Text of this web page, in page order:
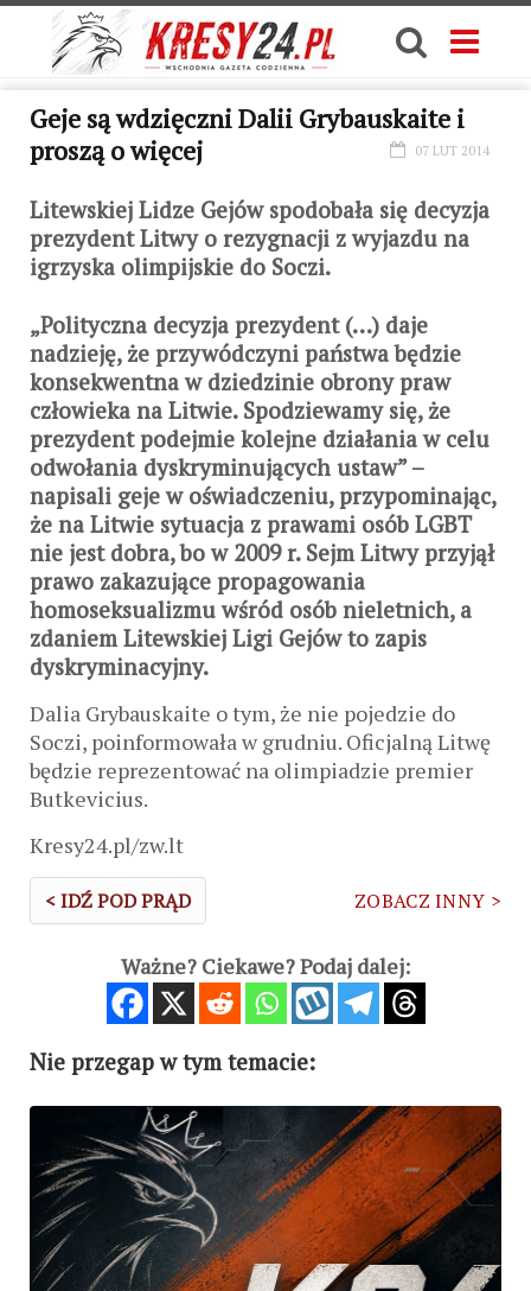
Geje są wdzięczni Dalii Grybauskaite i
proszą o więcej
07 LUT 2014
Litewskiej Lidze Gejów spodobała się decyzja
prezydent Litwy o rezygnacji z wyjazdu na
igrzyska olimpijskie do Soczi.
„Polityczna decyzja prezydent (…) daje
nadzieję, że przywódczyni państwa będzie
konsekwentna w dziedzinie obrony praw
człowieka na Litwie. Spodziewamy się, że
prezydent podejmie kolejne działania w celu
odwołania dyskryminujących ustaw” –
napisali geje w oświadczeniu, przypominając,
że na Litwie sytuacja z prawami osób LGBT
nie jest dobra, bo w 2009 r. Sejm Litwy przyjął
prawo zakazujące propagowania
homoseksualizmu wśród osób nieletnich, a
zdaniem Litewskiej Ligi Gejów to zapis
dyskryminacyjny.
Dalia Grybauskaite o tym, że nie pojedzie do
Soczi, poinformowała w grudniu. Oficjalną Litwę
będzie reprezentować na olimpiadzie premier
Butkevicius.
Kresy24.pl/zw.lt
< IDŹ POD PRĄD ZOBACZ INNY >
Ważne? Ciekawe? Podaj dalej:
Nie przegap w tym temacie: